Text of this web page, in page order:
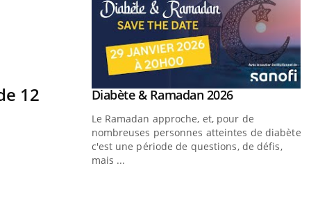
12 Youtube
Diabète & Ramadan 2026Youtube
Le Ramadan approche, et, pour de
nombreuses personnes atteintes de diabète,
c'est une période de questions, de défis,
mais ...